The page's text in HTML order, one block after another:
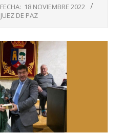
FECHA: 18 NOVIEMBRE 2022
JUEZ DE PAZ